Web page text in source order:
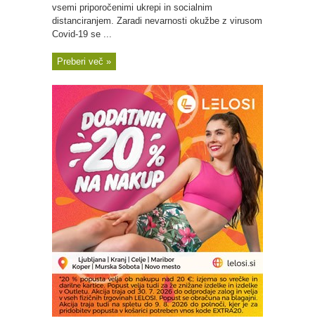
vsemi priporočenimi ukrepi in socialnim
distanciranjem. Zaradi nevarnosti okužbe z virusom
Covid-19 se ...
Preberi več »